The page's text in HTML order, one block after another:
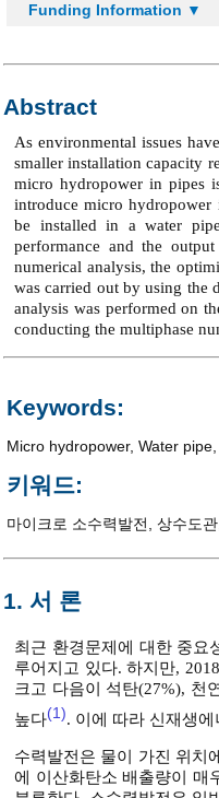
Funding Information ▼
Abstract
As environmental issues
smaller installation capacity
micro hydropower in pipes
introduce micro hydropower
be installed in a water
performance and the
numerical analysis, the
was carried out by using the
analysis was performed on
conducting the multiphase
Keywords:
Micro hydropower, Water pipe
키워드:
마이크로 소수력발전 상수도관
1. 서 론
최근 환경문제에 대한 중요
루어지고 있다. 하지만,
크고 다음이 석탄(27%), 천
높다(1). 이에 따라 신재생
수력발전은 물이 가진 위치
에 이산화탄소 배출량이 매